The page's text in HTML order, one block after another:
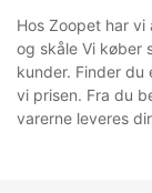
Hos Zoopet har
og skåle Vi køber
kunder. Finder du
vi prisen. Fra du
varerne leveres